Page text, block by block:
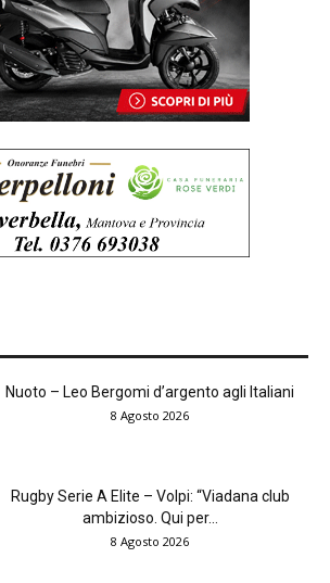
Nuoto – Leo Bergomi d’argento agli Italiani
8 Agosto 2026
Rugby Serie A Elite – Volpi: “Viadana club
ambizioso. Qui per...
8 Agosto 2026